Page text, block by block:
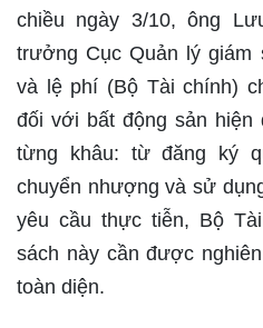
chiều ngày 3/10, ông
trưởng Cục Quản lý giám
và lệ phí (Bộ Tài chính)
đối với bất động sản
từng khâu: từ đăng ký
chuyển nhượng và sử
yêu cầu thực tiễn, Bộ
sách này cần được
toàn diện.